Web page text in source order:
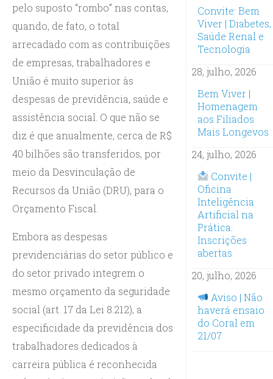
pelo suposto “rombo” nas contas,
quando, de fato, o total
arrecadado com as contribuições
de empresas, trabalhadores e
União é muito superior às
despesas de previdência, saúde e
assistência social. O que não se
diz é que anualmente, cerca de R$
40 bilhões são transferidos, por
meio da Desvinculação de
Recursos da União (DRU), para o
Orçamento Fiscal.
Embora as despesas
previdenciárias do setor público e
do setor privado integrem o
mesmo orçamento da seguridade
social (art. 17 da Lei 8.212), a
especificidade da previdência dos
trabalhadores dedicados à
carreira pública é reconhecida
Convite: Bem
Viver | Diabetes,
Saúde Renal e
Tecnologia
28, julho, 2026
Bem Viver |
Homenagem
aos Filiados
Mais Longevos
24, julho, 2026
Convite |
Oficina
Inteligência
Artificial na
Prática:
Inscrições
abertas
20, julho, 2026
Aviso | Não
haverá ensaio
do Coral em
21/07